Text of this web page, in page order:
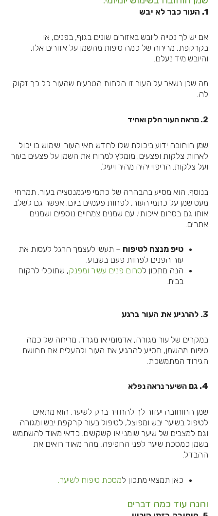
1. העור כבר לא יבש
אם יש לך נטייה ליובש באזורים שונים בגוף, בפנים, או
בקרקפת, מריחה של כמה טיפות מהשמן על אזורים אלו,
והיובש מיד נעלם.
מה שכן נשאר על העור זו הלחות הטבעית שהעור כל כך זקוק
לה.
2. מראה העור חלק ואחיד
שמן חוחובה ידוע ביכולת שלו לחדש תאי העור. שימוש בו יכול
לאחות צלקות ופצעים. מומלץ למרוח את השמן על פצעים בעור
ועל צלקות. הריפוי יהיה מהיר ויעיל.
בנוסף, הוא מסייע בהבהרה של כתמי פיגמנטציה בעור. תמרחי
מעט שמן על כתמי העור, לפחות פעמיים ביום. אפשר גם לשלב
אותו גם בסרום איכותי, עם שמנים צמחיים נוספים ושמנים
אתרים.
טיפ מנצח לטיפוח – תעשי לעצמך הרגל לעסות את
עור הפנים לפחות פעם בשבוע.
הנה מתכון לסרום פנים עשיר ומפנק, שתוכלי לרקוח
בבית.
3. להרגיע את העור ברגע
במקרים של עור מגורה, אדמומי או מגרד, מריחה של כמה
טיפות מהשמן, תסייע להרגיע את העור ולהעלים את תחושת
הגירוד המתמשכת.
4. גם השיער נראה נפלא
שמן החוחובה יעזור לך להחזיר ברק לשיער. הוא מתאים
לטיפול בשיער יבש ומפוצל, לטיפול בעור קרקפת יבש ומגורה
וגם למצבים של שיער שומני או קשקשים. כדאי מאוד להשתמש
בשמן כמסכת שיער לפני החפיפה, מהר מאוד רואים את
ההבדל.
כאן תמצאי מתכון למסכת טיפוח לשיער.
והנה עוד כמה דברים